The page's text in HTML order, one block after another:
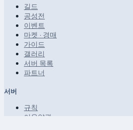
길드
공성전
이벤트
마켓 · 경매
가이드
갤러리
서버 목록
파트너
서버
규칙
이용약관